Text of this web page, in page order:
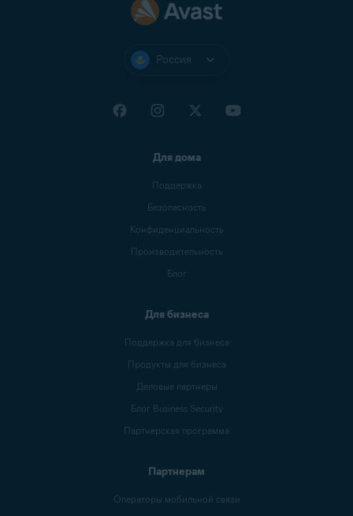
Россия
Для дома
Поддержка
Безопасность
Конфиденциальность
Производительность
Блог
Для бизнеса
Поддержка для бизнеса
Продукты для бизнеса
Деловые партнеры
Блог Business Security
Партнерская программа
Партнерам
Операторы мобильной связи